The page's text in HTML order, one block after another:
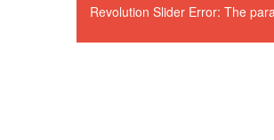
Revolution Slider Error: The